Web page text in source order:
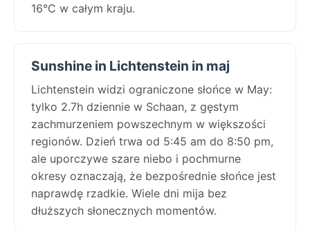
16°C w całym kraju.
Sunshine in Lichtenstein in maj
Lichtenstein widzi ograniczone słońce w May:
tylko 2.7h dziennie w Schaan, z gęstym
zachmurzeniem powszechnym w większości
regionów. Dzień trwa od 5:45 am do 8:50 pm,
ale uporczywe szare niebo i pochmurne
okresy oznaczają, że bezpośrednie słońce jest
naprawdę rzadkie. Wiele dni mija bez
dłuższych słonecznych momentów.